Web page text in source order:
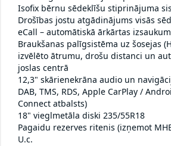
Isofix bērnu sēdeklīšu stiprinājuma
Drošības jostu atgādinājums visās
eCall – automātiskā ārkārtas
Braukšanas palīgsistēma uz šosejas
izvēlēto ātrumu, drošu distanci un
joslas centrā
12,3" skārienekrāna audio un
DAB, TMS, RDS, Apple CarPlay /
Connect atbalsts)
18" vieglmetāla diski 235/55R18
Pagaidu rezerves ritenis (izņemot
U.c.